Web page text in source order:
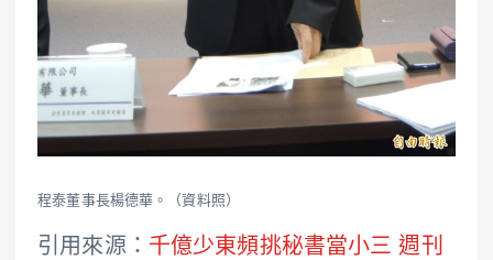
程泰董事長楊德華。（資料照）
引用來源： 千億少東頻挑秘書當小三 週刊